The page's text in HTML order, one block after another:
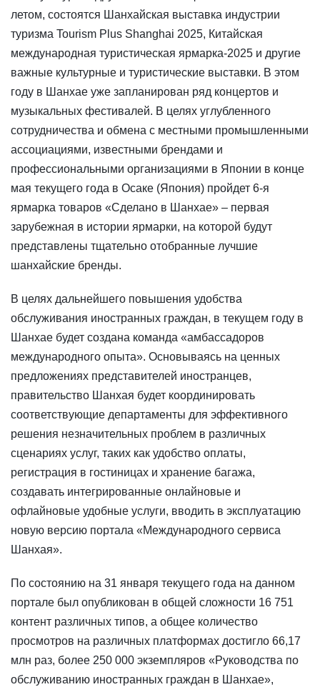
летом, состоятся Шанхайская выставка индустрии
туризма Tourism Plus Shanghai 2025, Китайская
международная туристическая ярмарка-2025 и другие
важные культурные и туристические выставки. В этом
году в Шанхае уже запланирован ряд концертов и
музыкальных фестивалей. В целях углубленного
сотрудничества и обмена с местными промышленными
ассоциациями, известными брендами и
профессиональными организациями в Японии в конце
мая текущего года в Осаке (Япония) пройдет 6-я
ярмарка товаров «Сделано в Шанхае» – первая
зарубежная в истории ярмарки, на которой будут
представлены тщательно отобранные лучшие
шанхайские бренды.
В целях дальнейшего повышения удобства
обслуживания иностранных граждан, в текущем году в
Шанхае будет создана команда «амбассадоров
международного опыта». Основываясь на ценных
предложениях представителей иностранцев,
правительство Шанхая будет координировать
соответствующие департаменты для эффективного
решения незначительных проблем в различных
сценариях услуг, таких как удобство оплаты,
регистрация в гостиницах и хранение багажа,
создавать интегрированные онлайновые и
офлайновые удобные услуги, вводить в эксплуатацию
новую версию портала «Международного сервиса
Шанхая».
По состоянию на 31 января текущего года на данном
портале был опубликован в общей сложности 16 751
контент различных типов, а общее количество
просмотров на различных платформах достигло 66,17
млн раз, более 250 000 экземпляров «Руководства по
обслуживанию иностранных граждан в Шанхае»,